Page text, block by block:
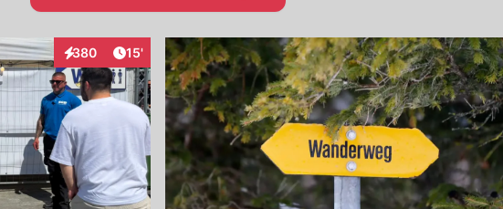
380
InteraktionenArtikel veröffentlicht:
15'